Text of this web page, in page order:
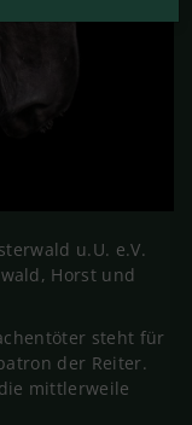
u.U. e.V.
Horst und
steht für
der Reiter.
mittlerweile